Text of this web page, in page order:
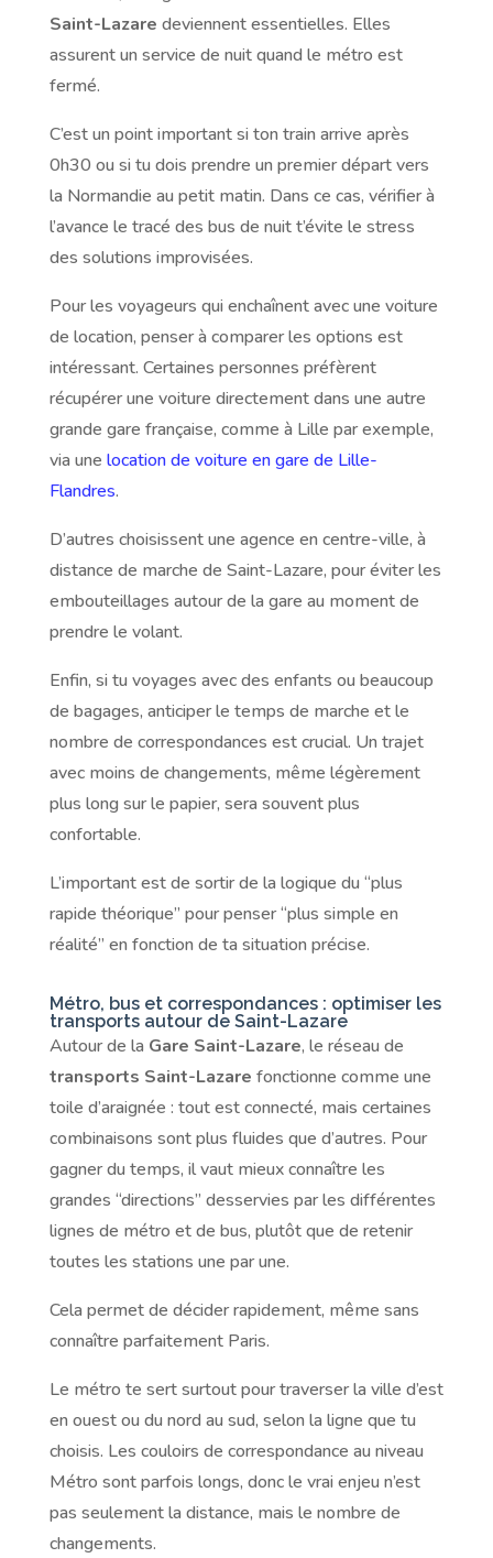
Saint-Lazare deviennent essentielles. Elles
assurent un service de nuit quand le métro est
fermé.
C’est un point important si ton train arrive après
0h30 ou si tu dois prendre un premier départ vers
la Normandie au petit matin. Dans ce cas, vérifier à
l’avance le tracé des bus de nuit t’évite le stress
des solutions improvisées.
Pour les voyageurs qui enchaînent avec une voiture
de location, penser à comparer les options est
intéressant. Certaines personnes préfèrent
récupérer une voiture directement dans une autre
grande gare française, comme à Lille par exemple,
via une location de voiture en gare de Lille-
Flandres.
D’autres choisissent une agence en centre-ville, à
distance de marche de Saint-Lazare, pour éviter les
embouteillages autour de la gare au moment de
prendre le volant.
Enfin, si tu voyages avec des enfants ou beaucoup
de bagages, anticiper le temps de marche et le
nombre de correspondances est crucial. Un trajet
avec moins de changements, même légèrement
plus long sur le papier, sera souvent plus
confortable.
L’important est de sortir de la logique du “plus
rapide théorique” pour penser “plus simple en
réalité” en fonction de ta situation précise.
Métro, bus et correspondances : optimiser les
transports autour de Saint-Lazare
Autour de la Gare Saint-Lazare, le réseau de
transports Saint-Lazare fonctionne comme une
toile d’araignée : tout est connecté, mais certaines
combinaisons sont plus fluides que d’autres. Pour
gagner du temps, il vaut mieux connaître les
grandes “directions” desservies par les différentes
lignes de métro et de bus, plutôt que de retenir
toutes les stations une par une.
Cela permet de décider rapidement, même sans
connaître parfaitement Paris.
Le métro te sert surtout pour traverser la ville d’est
en ouest ou du nord au sud, selon la ligne que tu
choisis. Les couloirs de correspondance au niveau
Métro sont parfois longs, donc le vrai enjeu n’est
pas seulement la distance, mais le nombre de
changements.